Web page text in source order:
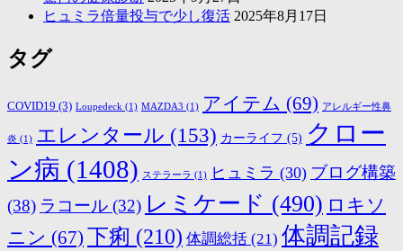
ヒュミラ倍量投与で少し復活 2025年8月17日
タグ
COVID19 (3) Loupedeck (1) MAZDA3 (1) アイテム (69) アレルギー性鼻
炎 (1) エレンタール (153) カーライフ (5) クロー
ン病 (1408) ステラーラ (1) ヒュミラ (30) ブログ構築
(38) ラコール (32) レミケード (490) ロキソ
ニン (67) 下痢 (210) 体調総括 (21) 体調記録